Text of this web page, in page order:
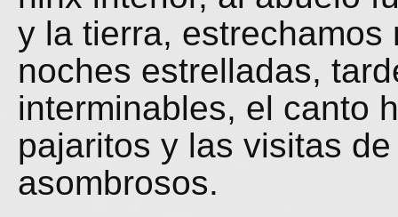
y la tierra,
noches estrelladas,
interminables, el canto
pajaritos y las visitas
asombrosos.